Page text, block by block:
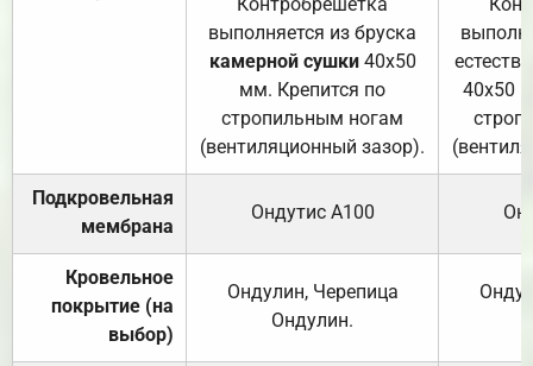
выполняется из бруска
камерной сушки40х50
мм. Крепится по
стропильным ногам
(вентиляционный зазор).
40х50
Подкровельная
мембрана
Ондутис А100
Кровельное
покрытие (на
выбор)
Ондулин, Черепица
Ондулин.